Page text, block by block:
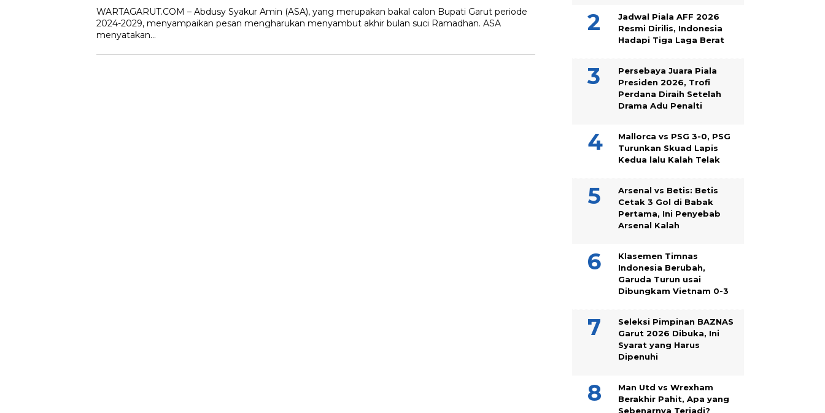
WARTAGARUT.COM – Abdusy Syakur Amin (ASA), yang merupakan bakal calon Bupati Garut periode
2024-2029, menyampaikan pesan mengharukan menyambut akhir bulan suci Ramadhan. ASA
menyatakan…
Jadwal Piala AFF 2026
Resmi Dirilis, Indonesia
Hadapi Tiga Laga Berat
Persebaya Juara Piala
Presiden 2026, Trofi
Perdana Diraih Setelah
Drama Adu Penalti
Mallorca vs PSG 3-0, PSG
Turunkan Skuad Lapis
Kedua lalu Kalah Telak
Arsenal vs Betis: Betis
Cetak 3 Gol di Babak
Pertama, Ini Penyebab
Arsenal Kalah
Klasemen Timnas
Indonesia Berubah,
Garuda Turun usai
Dibungkam Vietnam 0-3
Seleksi Pimpinan BAZNAS
Garut 2026 Dibuka, Ini
Syarat yang Harus
Dipenuhi
Man Utd vs Wrexham
Berakhir Pahit, Apa yang
Sebenarnya Terjadi?